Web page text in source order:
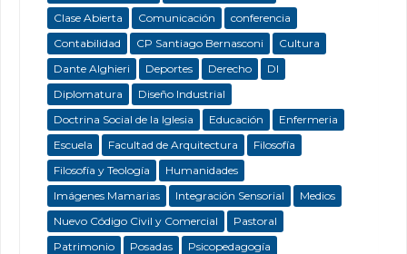
Clase Abierta
Comunicación
conferencia
Contabilidad
CP Santiago Bernasconi
Cultura
Dante Alghieri
Deportes Derecho
DI
Diplomatura
Diseño Industrial
Doctrina Social de la Iglesia
Educación
Enfermeria
Escuela
Facultad de Arquitectura
Filosofía
Filosofía y Teología
Humanidades
Imágenes Mamarias
Integración Sensorial
Medios
Nuevo Código Civil y Comercial
Pastoral
Patrimonio
Posadas
Psicopedagogía